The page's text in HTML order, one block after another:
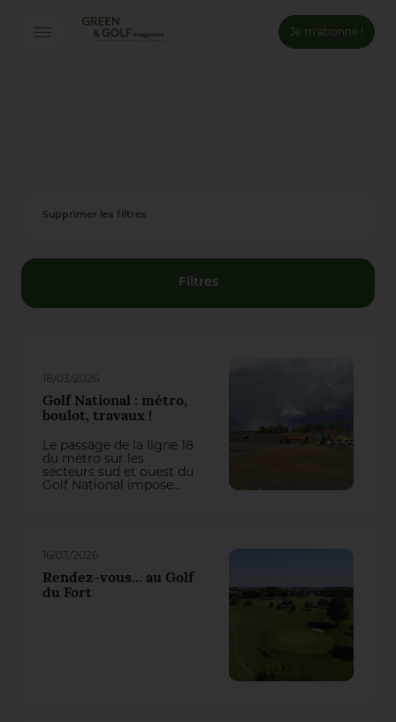
Je m'abonne !
Supprimer les filtres
Filtres
18/03/2026
Golf National : métro,
boulot, travaux !
Le passage de la ligne 18
du métro sur les
secteurs sud et ouest du
Golf National impose
penser qu’il y perde des
plumes, mais la
première intervention
du groupement Natural
16/03/2026
Rendez-vous... au Golf
du Fort